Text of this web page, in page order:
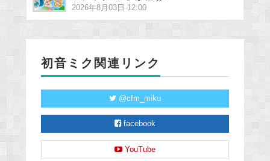
2026年8月03日 12:00
初音ミク関連リンク
@cfm_miku
facebook
YouTube